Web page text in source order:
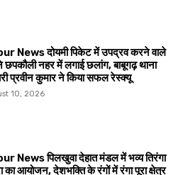
News दोयमी पिकेट में उपद्रव करने वाले
छपकौली नहर में लगाई छलांग, बाबूगढ़ थाना
प्रवीन कुमार ने किया सफल रेस्क्यू
10, 2026
News पिलखुवा देहात मंडल में भव्य तिरंगा
का आयोजन, देशभक्ति के रंगों में रंगा पूरा क्षेत्र